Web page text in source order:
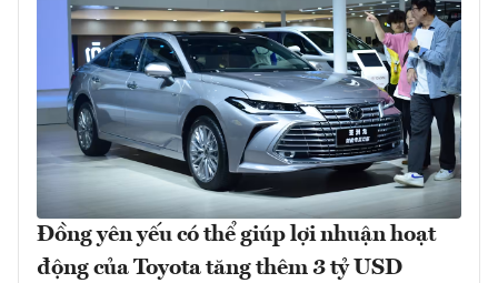
Đồng yên yếu có thể giúp lợi nhuận hoạt
động của Toyota tăng thêm 3 tỷ USD